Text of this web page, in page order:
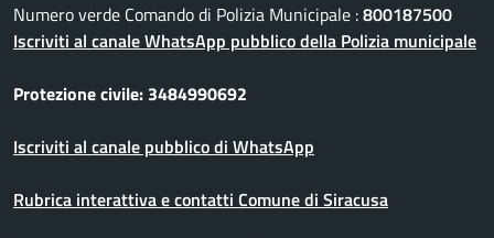
Numero verde Comando di Polizia Municipale :800187500
Iscriviti al canale WhatsApp pubblico della Polizia municipale
Protezione civile: 3484990692
Iscriviti al canale pubblico di WhatsApp
Rubrica interattiva e contatti Comune di Siracusa